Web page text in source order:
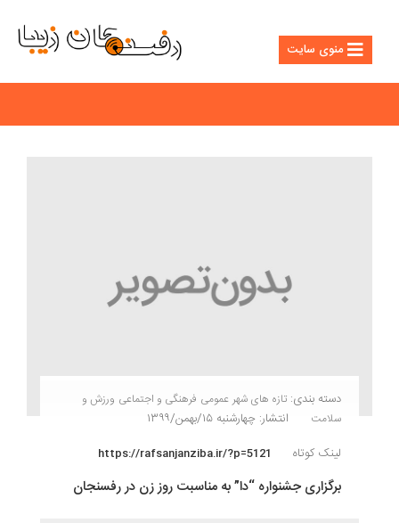
منوی سایت
دسته بندی: تازه های شهر عمومی فرهنگی و اجتماعی ورزش و
سلامت
انتشار: چهارشنبه ۱۵/بهمن/۱۳۹۹
لینک کوتاه
https://rafsanjanziba.ir/?p=5121
برگزاری جشنواره “دا” به مناسبت روز زن در رفسنجان